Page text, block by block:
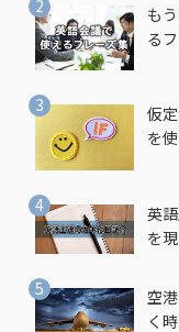
も
る
仮
を
英
を
空
く